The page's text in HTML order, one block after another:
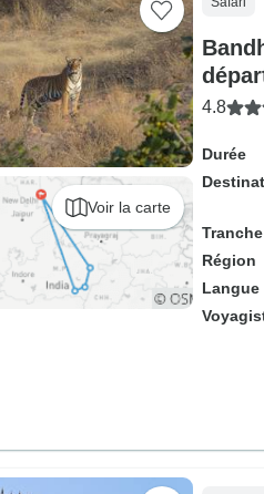
Voir la carte
4.8
Durée
Région
Langue